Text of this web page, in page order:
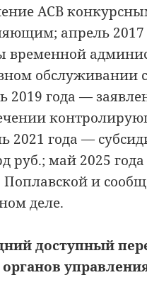
АСВ
апрель
временной
обслуживании
2019 года —
2021 года —
руб.; май 2025
Поплавской и
деле.
доступный
органов